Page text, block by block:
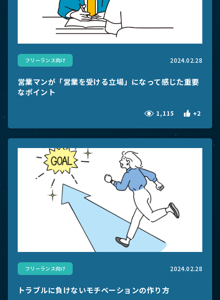
フリーランス向け 2024.02.28
営業マンが「営業を受ける立場」になって感じた重要
なポイント
1,115 +2
フリーランス向け 2024.02.28
トラブルに負けないモチベーションの作り方